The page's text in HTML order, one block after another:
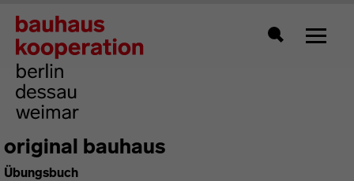
Zeigt
original bauhaus
Übungsbuch